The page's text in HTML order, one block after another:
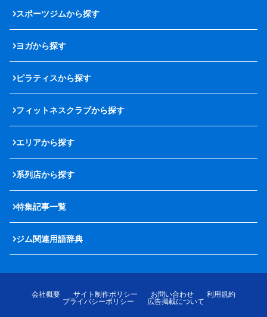
スポーツジムから探す
ヨガから探す
ピラティスから探す
フィットネスクラブから探す
エリアから探す
系列店から探す
特集記事一覧
ジム関連用語辞典
会社概要 サイト制作ポリシー お問い合わせ
利用規約
プライバシーポリシー
広告掲載について